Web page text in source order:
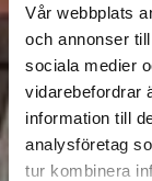
Vår webbplats
och annonser
sociala medier
vidarebefordrar
information till
analysföretag
tur kombinera